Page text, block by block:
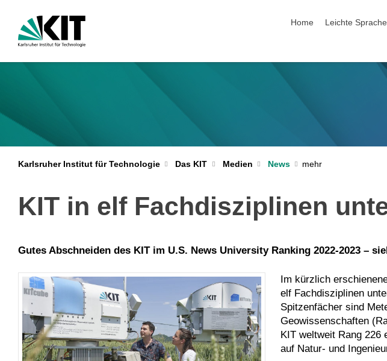
Home
Leichte Sprache
Karlsruher Institut für Technologie Das KIT Medien News
KIT in elf Fachdisziplinen
Gutes Abschneiden des KIT im U.S. News University Ranking 2022-2023 –
Im kürzlich
elf Fachdisziplinen
Spitzenfächer sind
Geowissenschaften
KIT weltweit Rang
auf Natur- und